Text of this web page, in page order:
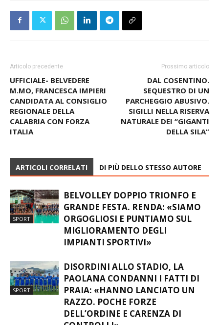
Articolo precedente
UFFICIALE- BELVEDERE
M.MO, FRANCESCA IMPIERI
CANDIDATA AL CONSIGLIO
REGIONALE DELLA
CALABRIA CON FORZA
ITALIA
Prossimo articolo
DAL COSENTINO.
SEQUESTRO DI UN
PARCHEGGIO ABUSIVO.
SIGILLI NELLA RISERVA
NATURALE DEI “GIGANTI
DELLA SILA”
ARTICOLI CORRELATI DI PIÙ DELLO STESSO AUTORE
SPORT
BELVOLLEY DOPPIO TRIONFO E
GRANDE FESTA. RENDA: «SIAMO
ORGOGLIOSI E PUNTIAMO SUL
MIGLIORAMENTO DEGLI
IMPIANTI SPORTIVI»
SPORT
DISORDINI ALLO STADIO, LA
PAOLANA CONDANNI I FATTI DI
PRAIA: «HANNO LANCIATO UN
RAZZO. POCHE FORZE
DELL’ORDINE E CARENZA DI